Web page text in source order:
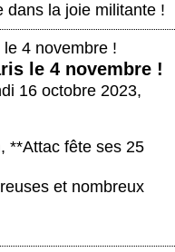
dans la joie militante !
le 4 novembre !
16 octobre 2023,
**Attac fête ses 25
et nombreux